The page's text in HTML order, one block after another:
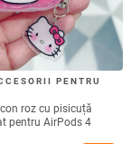
PENTRU
roz cu pisicuță
pentru AirPods 4